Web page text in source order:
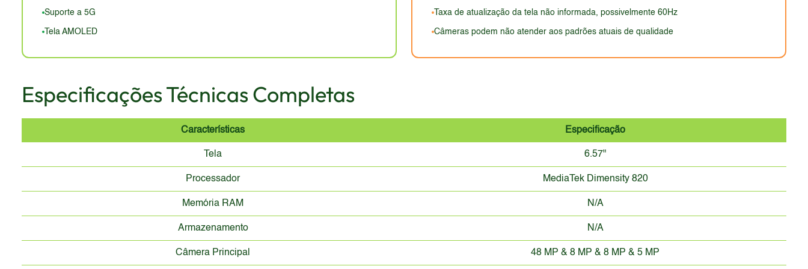
Suporte a 5G
Tela AMOLED
Taxa de atualização da tela não informada, possivelmente 60Hz
Câmeras podem não atender aos padrões atuais de qualidade
Especificações Técnicas Completas
Características Especificação
Tela 6.57"
Processador MediaTek Dimensity 820
Memória RAM N/A
Armazenamento N/A
Câmera Principal 48 MP & 8 MP & 8 MP & 5 MP